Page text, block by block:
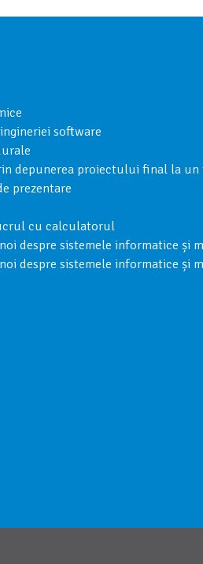
software
depunerea proiectului final la un
prezentare
cu calculatorul
despre sistemele informatice și
despre sistemele informatice și